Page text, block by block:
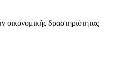
δραστηριότητας